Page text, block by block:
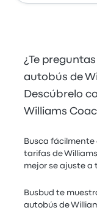
¿Te
autobús de
Descúbrelo
Williams
Busca fácilmente
tarifas de
mejor se ajuste a
Busbud te
autobús de